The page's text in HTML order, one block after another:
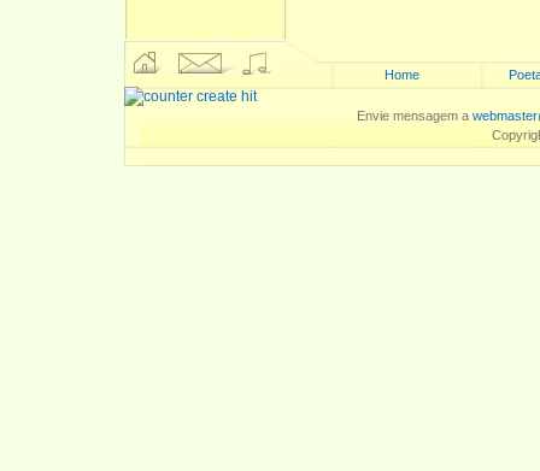
Home
Envie mensagem a